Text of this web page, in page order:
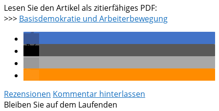
Lesen Sie den Artikel als zitierfähiges PDF:
>>> Basisdemokratie und Arbeiterbewegung
Rezensionen Kommentar hinterlassen
Bleiben Sie auf dem Laufenden